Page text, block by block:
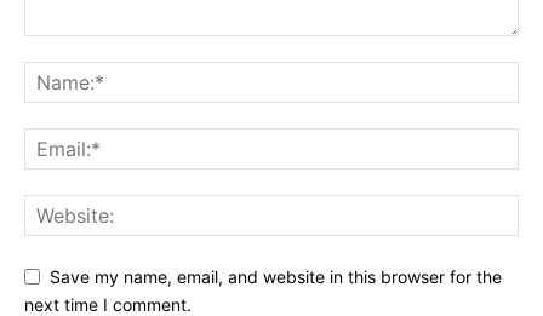
Save my name, email, and website in this browser for the
next time I comment.